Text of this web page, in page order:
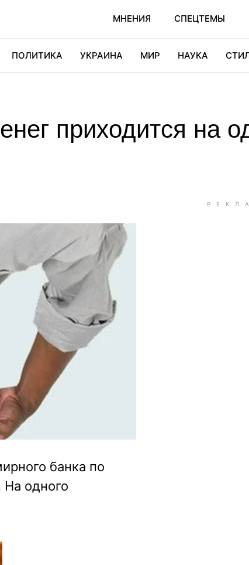
МНЕНИЯ СПЕЦТЕМЫ
ПОЛИТИКА УКРАИНА МИР НАУКА
приходится на
банка по
На одного